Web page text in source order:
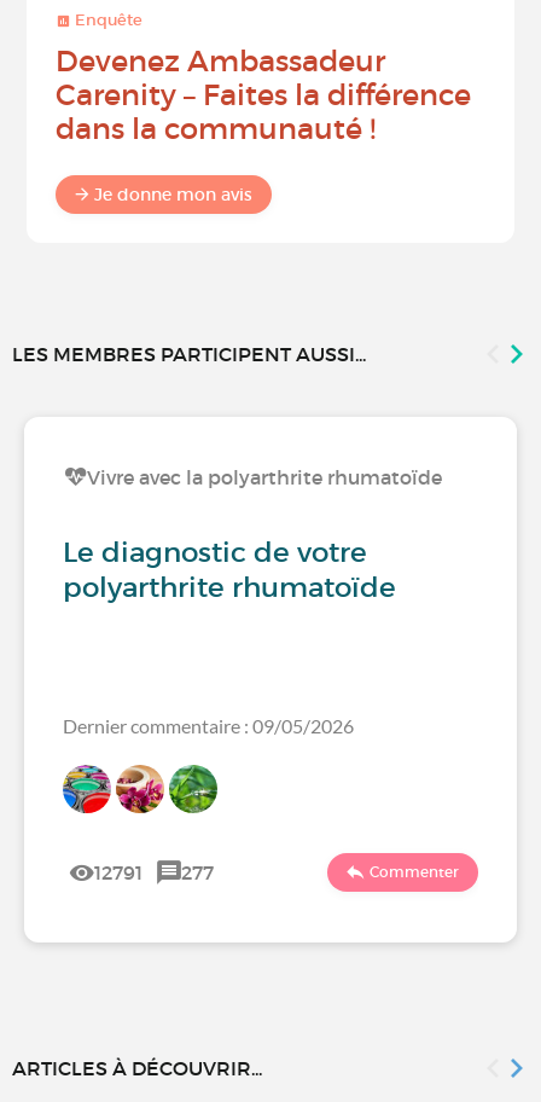
Enquête
Devenez Ambassadeur
Carenity – Faites la différence
dans la communauté !
Je donne mon avis
LES MEMBRES PARTICIPENT AUSSI...
Vivre avec la polyarthrite rhumatoïde
Le diagnostic de votre
polyarthrite rhumatoïde
Dernier commentaire : 09/05/2026
12791 277 Commenter
ARTICLES À DÉCOUVRIR...